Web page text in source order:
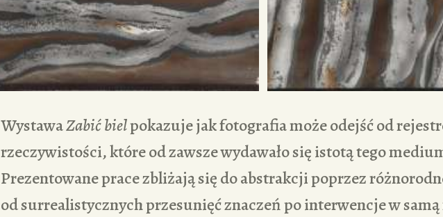
WystawaZabić bielpokazuje jak fotografia może odejść od
rzeczywistości, które od zawsze wydawało się istotą tego
Prezentowane prace zbliżają się do abstrakcji poprzez
od surrealistycznych przesunięć znaczeń po interwencje w